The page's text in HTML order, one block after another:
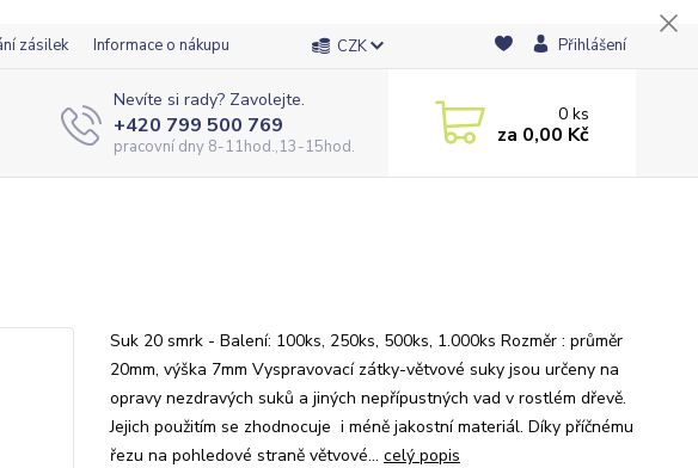
zásilek Informace o nákupu CZK Přihlášení
Nevíte si rady? Zavolejte.
+420 799 500 769
pracovní dny 8-11hod.,13-15hod.
0ks
za 0,00 Kč
Suk 20 smrk - Balení: 100ks, 250ks, 500ks, 1.000ks Rozměr : průměr
20mm, výška 7mm Vyspravovací zátky-větvové suky jsou určeny na
opravy nezdravých suků a jiných nepřípustných vad v rostlém dřevě.
Jejich použitím se zhodnocuje i méně jakostní materiál. Díky příčnému
řezu na pohledové straně větvové... celý popis